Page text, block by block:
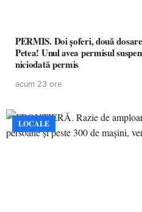
PERMIS. Doi șoferi, două
Petea! Unul avea permisul
niciodată permis
acum 23 ore
LOCALE